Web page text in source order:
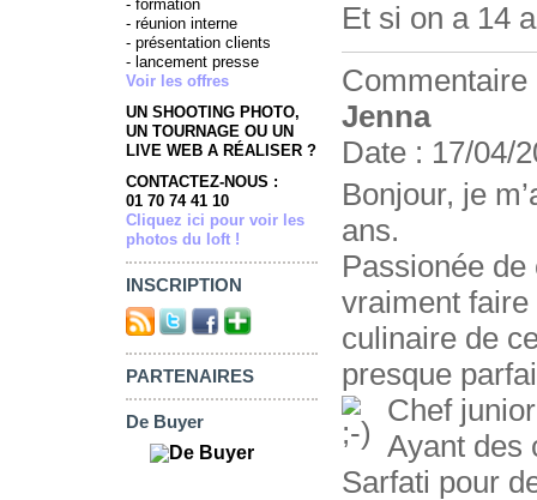
- formation
- réunion interne
- présentation clients
- lancement presse
Voir les offres
UN SHOOTING PHOTO,
UN TOURNAGE OU UN
LIVE WEB A RÉALISER ?
CONTACTEZ-NOUS :
01 70 74 41 10
Cliquez ici pour voir les
photos du loft !
INSCRIPTION
PARTENAIRES
De Buyer
Et si on a 14
Jenna
Date : 17/04/
Bonjour, je
ans.
Passionée de
vraiment
culinaire de
presque
Chef
Ayant des
Sarfati pour